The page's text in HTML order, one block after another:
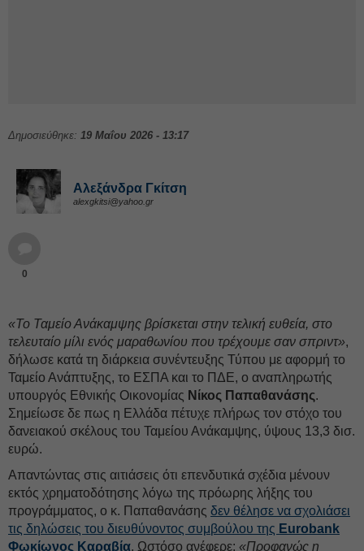
Δημοσιεύθηκε: 19 Μαΐου 2026 - 13:17
Αλεξάνδρα Γκίτση
alexgkitsi@yahoo.gr
0
«Το Ταμείο Ανάκαμψης βρίσκεται στην τελική ευθεία, στο
τελευταίο μίλι ενός μαραθωνίου που τρέχουμε σαν σπριντ»,
δήλωσε κατά τη διάρκεια συνέντευξης Τύπου με αφορμή το
Ταμείο Ανάπτυξης, το ΕΣΠΑ και το ΠΔΕ, ο αναπληρωτής
υπουργός Εθνικής Οικονομίας Νίκος Παπαθανάσης.
Σημείωσε δε πως η Ελλάδα πέτυχε πλήρως τον στόχο του
δανειακού σκέλους του Ταμείου Ανάκαμψης, ύψους 13,3 δισ.
ευρώ.
Απαντώντας στις αιτιάσεις ότι επενδυτικά σχέδια μένουν
εκτός χρηματοδότησης λόγω της πρόωρης λήξης του
προγράμματος, ο κ. Παπαθανάσης δεν θέλησε να σχολιάσει
τις δηλώσεις του διευθύνοντος συμβούλου της Eurobank
Φωκίωνος Καραβία. Ωστόσο ανέφερε: «Προφανώς η